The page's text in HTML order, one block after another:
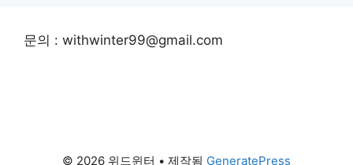
문의 : withwinter99@gmail.com
© 2026 위드윈터 • 제작됨 GeneratePress